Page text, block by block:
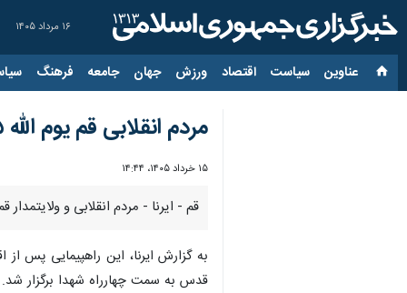
۱۶ مرداد ۱۴۰۵
عناوین‌ سیاست اقتصاد ورزش جهان جامعه فرهنگ
مردم انقلابی قم یوم الله ۱۵خرداد را گرامیداشتند
۱۵ خرداد ۱۴۰۵، ۱۴:۴۴
قم - ایرنا - مردم انقلابی و ولایتمدار قم روز
به گزارش ایرنا، این راهپیمایی پس
قدس به سمت چهارراه شهدا برگزار شد.